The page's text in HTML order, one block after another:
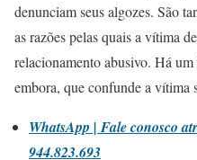
denunciam seus algozes. São
as razões pelas quais a vítima
relacionamento abusivo. Há
embora, que confunde a vítima
WhatsApp | Fale conosco
944.823.693